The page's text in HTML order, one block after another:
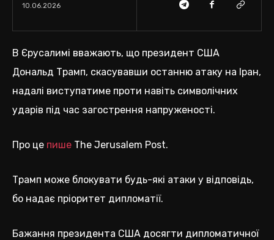
10.06.2026
В Єрусалимі вважають, що президент США
Дональд Трамп, скасувавши останню атаку на Іран,
надалі виступатиме проти навіть символічних
ударів під час загострення напруженості.
Про це пише The Jerusalem Post.
Трамп може блокувати будь-які атаки у відповідь,
бо надає пріоритет дипломатії.
Бажання президента США досягти дипломатичної